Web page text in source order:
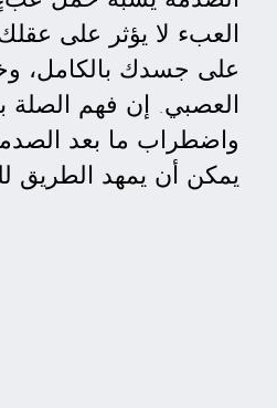
العبء لا يؤثر على
على جسدك بالكامل،
العصبي. إن فهم الصلة
واضطراب ما بعد
يمكن أن يمهد الطريق